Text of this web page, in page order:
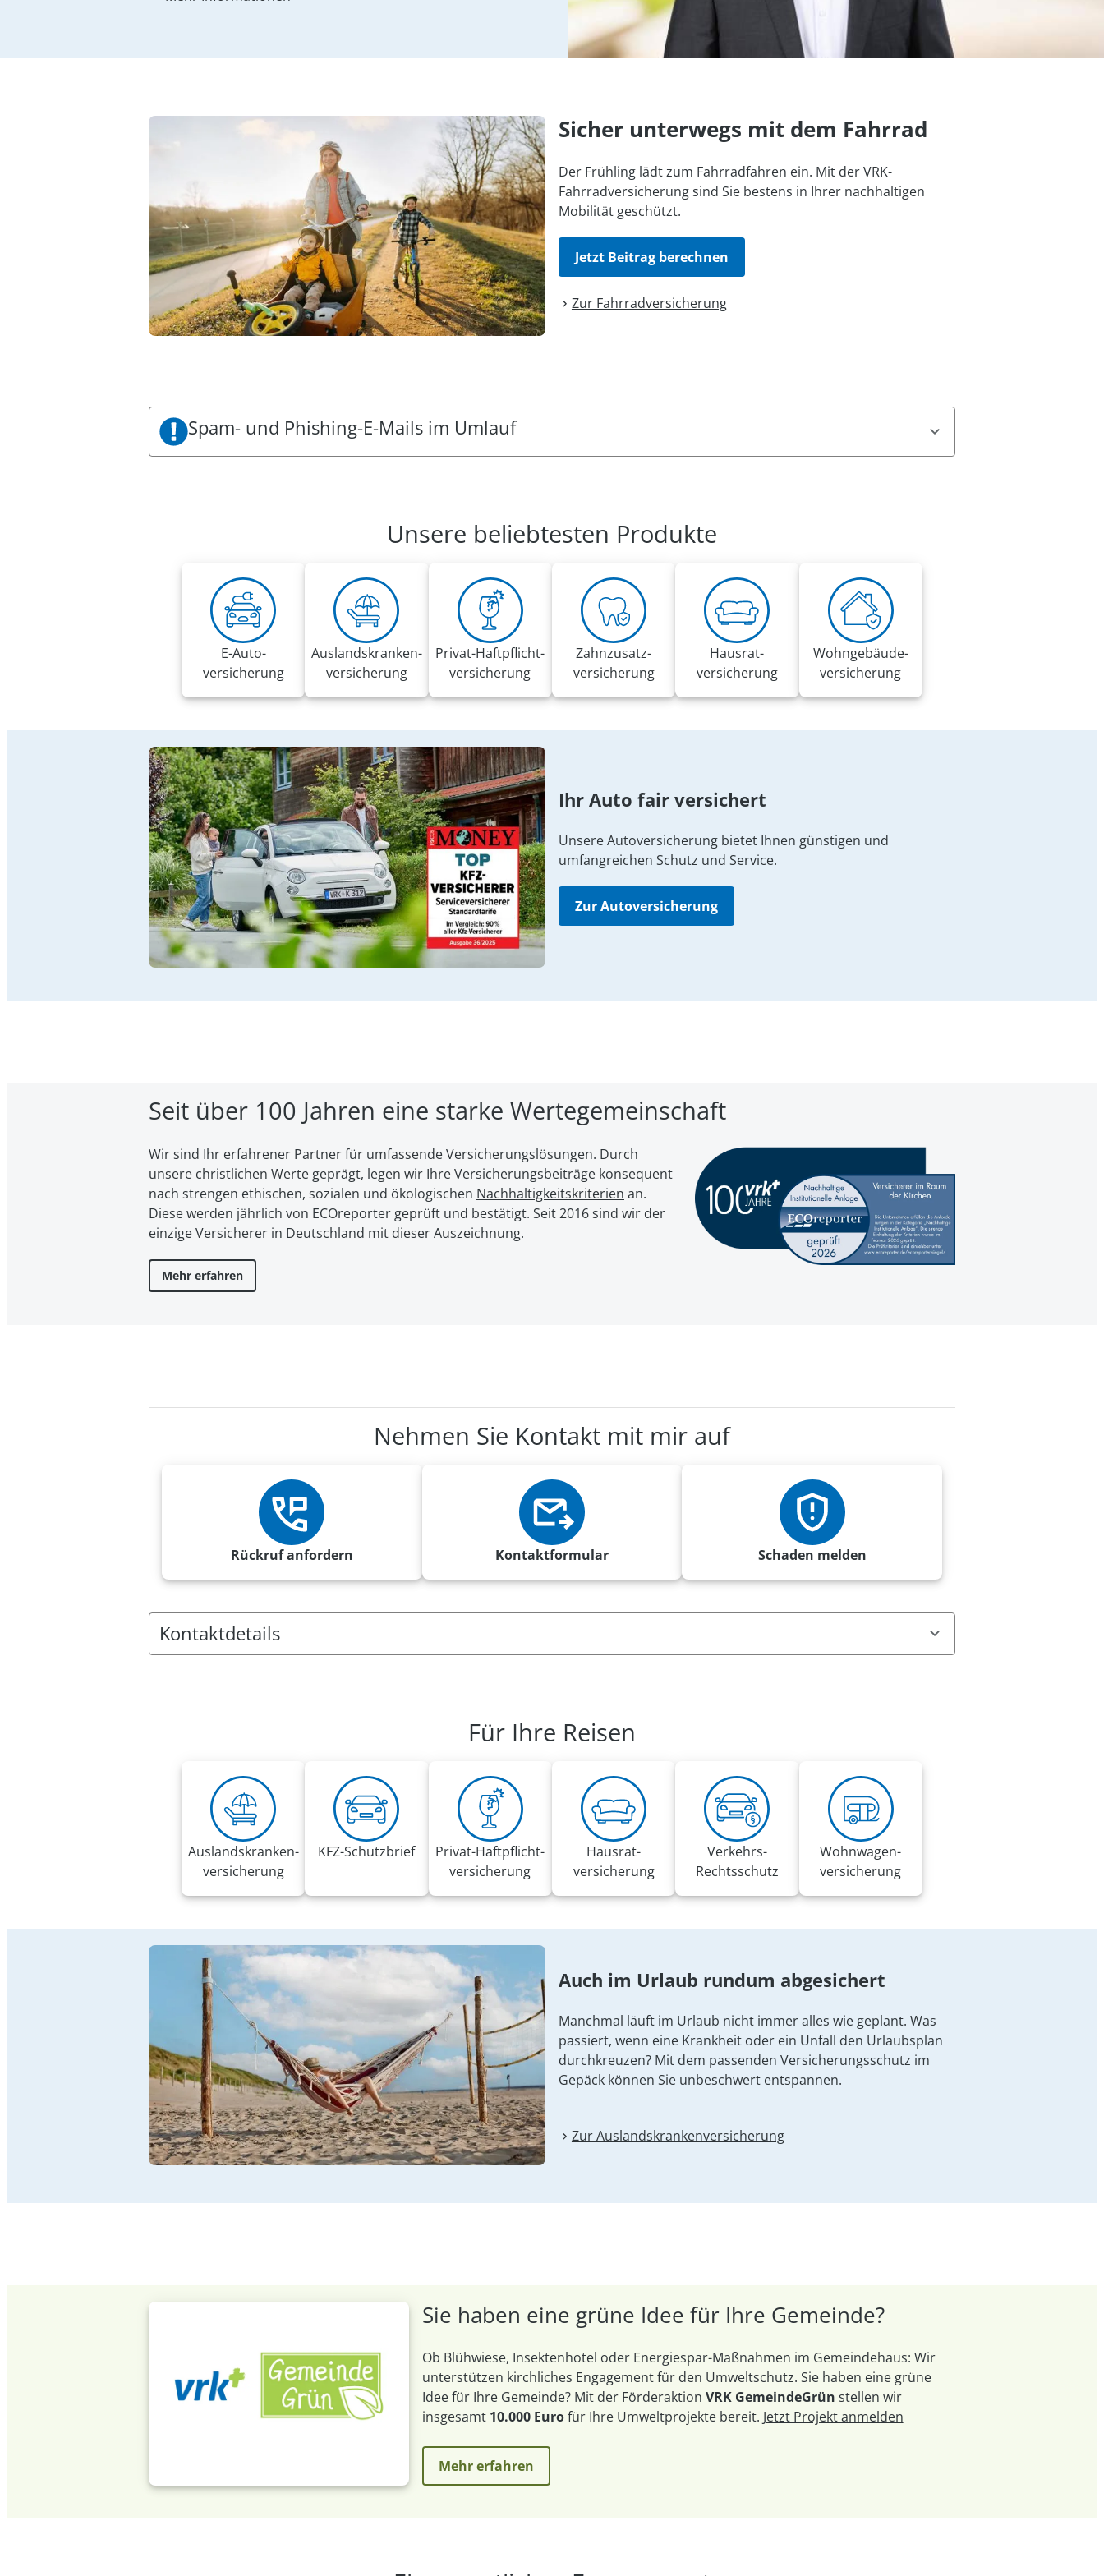
Sicher unterwegs mit dem Fahrrad
Der Frühling lädt zum Fahrradfahren ein. Mit der VRK-
Fahrradversicherung sind Sie bestens in Ihrer nachhaltigen
Mobilität geschützt.
Jetzt Beitrag berechnen
Zur Fahrrad­versicherung
Spam- und Phishing-E-Mails im Umlauf
Es gelten folgende Handlungsempfehlungen:
Klicken Sie keine Links und Anhänge an und geben Sie keinerlei Informationen weiter
Bitte löschen Sie die E-Mail
Nutzen Sie 2-Faktor-Authentifizierung
Bitte beachten Sie in diesem Zusammenhang den Phishing-Radar mit aktuellen Warnungen der Verbraucherzentralen.
Unsere beliebtesten Produkte
E-Auto­
versicherung
Auslandskranken­
versicherung
Privat-Haft­pflicht­
versicherung
Zahnzusatz­
versicherung
Hausrat­
versicherung
Wohngebäude­
versicherung
Ihr Auto fair versichert
Unsere Autoversicherung bietet Ihnen günstigen und
umfangreichen Schutz und Service.
Zur Autoversicherung
Seit über 100 Jahren eine starke Wertegemeinschaft
Wir sind Ihr erfahrener Partner für umfassende Versicherungslösungen. Durch
unsere christ­li­chen Werte geprägt, legen wir Ihre Ver­si­che­rungs­bei­trä­ge kon­se­quent
nach strengen ethischen, sozialen und öko­lo­gi­schen Nach­hal­tig­keits­kri­te­ri­en an.
Diese werden jährlich von ECOreporter geprüft und bestätigt. Seit 2016 sind wir der
einzige Versicherer in Deutschland mit dieser Auszeichnung.
Mehr erfahren
Nehmen Sie Kontakt mit mir auf
Rückruf anfordern Kontaktformular Schaden melden
Kontaktdetails
Mobil
Fax 0800 2875329320
marco.buettner@vrk-ad.de
Für Ihre Reisen
Auslandskranken­
versicherung
KFZ-Schutzbrief
Privat-Haft­pflicht­
versicherung
Hausrat­
versicherung
Verkehrs-
Rechtsschutz
Wohnwagen­
versicherung
Auch im Urlaub rundum abgesichert
Manchmal läuft im Urlaub nicht immer alles wie geplant. Was
passiert, wenn eine Krankheit oder ein Unfall den Urlaubsplan
durchkreuzen? Mit dem passenden Versicherungsschutz im
Gepäck können Sie unbeschwert entspannen.
Zur Auslandskranken­versicherung
Sie haben eine grüne Idee für Ihre Gemeinde?
Ob Blühwiese, Insektenhotel oder Energiespar-Maßnahmen im Gemeindehaus: Wir
unterstützen kirchliches Engagement für den Umweltschutz. Sie haben eine grüne
Idee für Ihre Gemeinde? Mit der Förderaktion VRK GemeindeGrün stellen wir
insgesamt 10.000 Eurofür Ihre Umweltprojekte bereit. Jetzt Projekt anmelden
Mehr erfahren